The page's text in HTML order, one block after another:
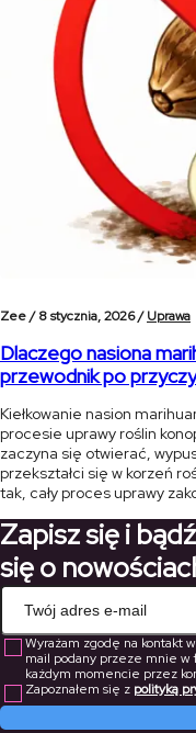
Zee /8 stycznia, 2026 /Uprawa
Dlaczego nasiona
przewodnik po
Kiełkowanie nasion
procesie uprawy roślin
zaczyna się otwierać,
przekształci się w korzeń
tak, cały proces uprawy
[…]
Zapisz się i
się o
Wyrażam zgodę na kontakt
mail podany przeze mnie w
każdym momencie przez
Zapoznałem się z polityką